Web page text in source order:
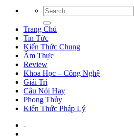
Trang Chủ
Tin Tức
Kiến Thức Chung
Ẩm Thực
Review
Khoa Học – Công Nghệ
Giải Trí
Câu Nói Hay
Phong Thủy
Kiến Thức Pháp Lý
-